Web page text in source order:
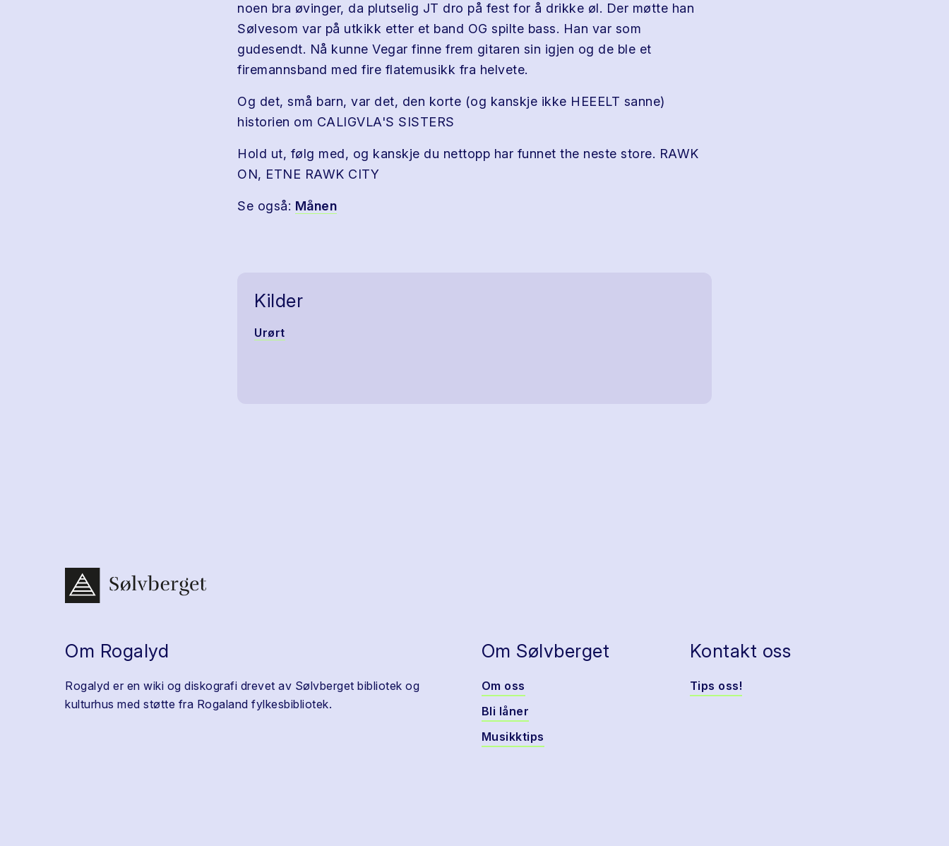
noen bra øvinger, da plutselig JT dro på fest for å drikke øl. Der møtte han
Sølvesom var på utkikk etter et band OG spilte bass. Han var som
gudesendt. Nå kunne Vegar finne frem gitaren sin igjen og de ble et
firemannsband med fire flatemusikk fra helvete.
Og det, små barn, var det, den korte (og kanskje ikke HEEELT sanne)
historien om CALIGVLA'S SISTERS
Hold ut, følg med, og kanskje du nettopp har funnet the neste store. RAWK
ON, ETNE RAWK CITY
Se også: Månen
Kilder
Urørt
Om Rogalyd
Rogalyd er en wiki og diskografi drevet av Sølvberget bibliotek og
kulturhus med støtte fra Rogaland fylkesbibliotek.
Om Sølvberget
Om oss
Bli låner
Musikktips
Kontakt oss
Tips oss!